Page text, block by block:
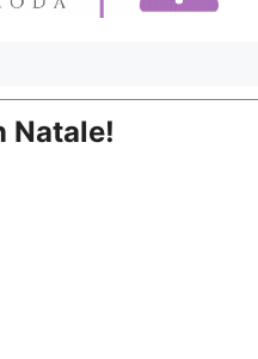
Natale!